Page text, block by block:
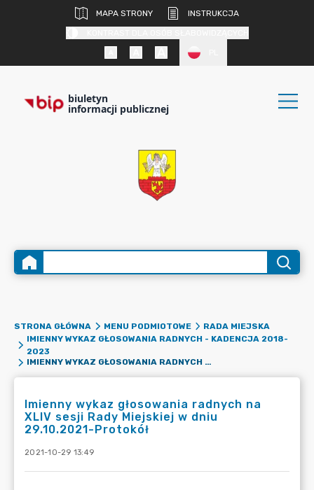
MAPA STRONY
INSTRUKCJA
biuletyn
informacji publicznej
STRONA GŁÓWNA MENU PODMIOTOWE
RADA MIEJSKA
IMIENNY WYKAZ GŁOSOWANIA RADNYCH - KADENCJA 2018-
2023
IMIENNY WYKAZ GŁOSOWANIA RADNYCH NA XLIV SESJI RADY MIEJSKIEJ W DNIU 29.10.2021-PROTOKÓŁ
Imienny wykaz głosowania radnych na
XLIV sesji Rady Miejskiej w dniu
29.10.2021-Protokół
2021-10-29 13:49